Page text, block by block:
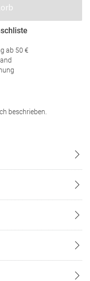
ab 50 €
beschrieben.